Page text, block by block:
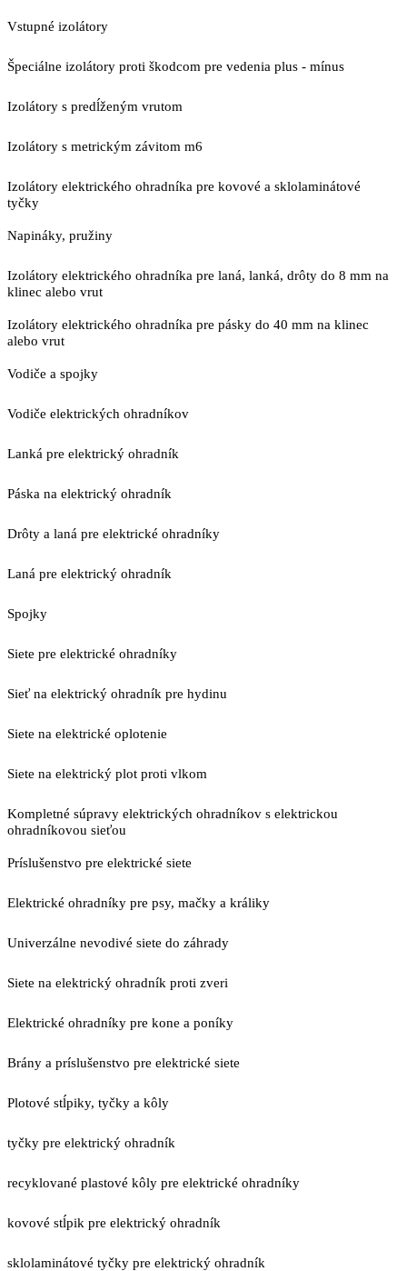
Vstupné izolátory
Špeciálne izolátory proti škodcom pre vedenia plus - mínus
Izolátory s predĺženým vrutom
Izolátory s metrickým závitom m6
Izolátory elektrického ohradníka pre kovové a sklolaminátové
tyčky
Napináky, pružiny
Izolátory elektrického ohradníka pre laná, lanká, drôty do 8 mm na
klinec alebo vrut
Izolátory elektrického ohradníka pre pásky do 40 mm na klinec
alebo vrut
Vodiče a spojky
Vodiče elektrických ohradníkov
Lanká pre elektrický ohradník
Páska na elektrický ohradník
Drôty a laná pre elektrické ohradníky
Laná pre elektrický ohradník
Spojky
Siete pre elektrické ohradníky
Sieť na elektrický ohradník pre hydinu
Siete na elektrické oplotenie
Siete na elektrický plot proti vlkom
Kompletné súpravy elektrických ohradníkov s elektrickou
ohradníkovou sieťou
Príslušenstvo pre elektrické siete
Elektrické ohradníky pre psy, mačky a králiky
Univerzálne nevodivé siete do záhrady
Siete na elektrický ohradník proti zveri
Elektrické ohradníky pre kone a poníky
Brány a príslušenstvo pre elektrické siete
Plotové stĺpiky, tyčky a kôly
tyčky pre elektrický ohradník
recyklované plastové kôly pre elektrické ohradníky
kovové stĺpik pre elektrický ohradník
sklolaminátové tyčky pre elektrický ohradník